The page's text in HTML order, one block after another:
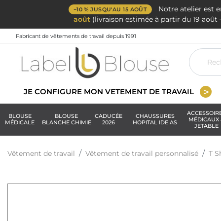
−10 % JUSQU'AU 15 AOÛT
Notre atelier est
août (livraison estimée à partir du 19
Fabricant de vêtements de travail depuis 1991
JE CONFIGURE MON VETEMENT DE TRAVAIL
BLOUSE
MÉDICALE
BLOUSE
BLANCHE CHIMIE
CADUCÉE
2026
CHAUSSURES
HOPITAL IDE AS
MÉDICAUX
JETABLE
Vêtement de travail Vêtement de travail personnalisé T